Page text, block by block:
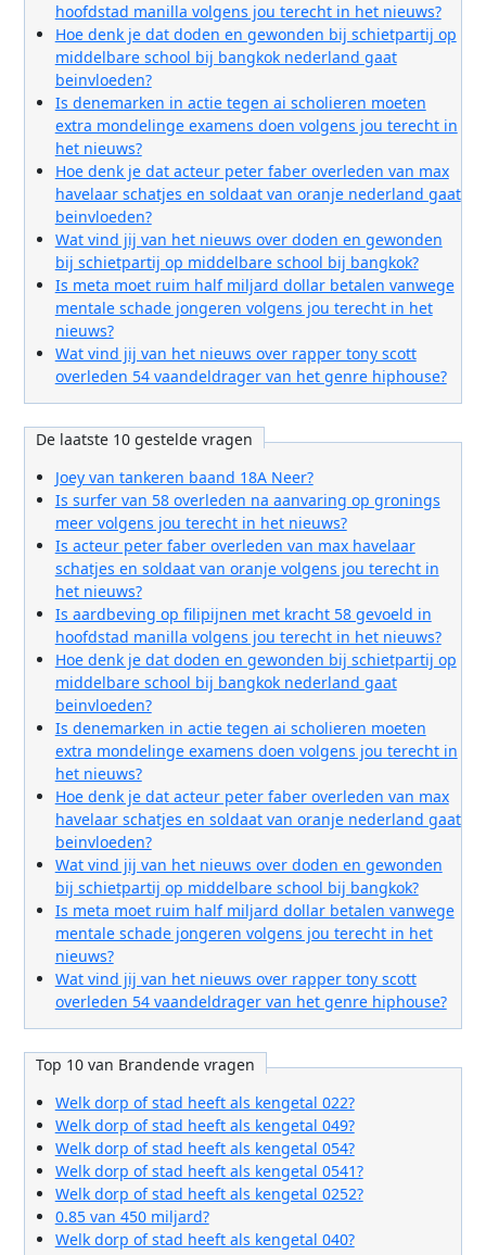
hoofdstad manilla volgens jou terecht in het nieuws?
Hoe denk je dat doden en gewonden bij schietpartij op
middelbare school bij bangkok nederland gaat
beinvloeden?
Is denemarken in actie tegen ai scholieren moeten
extra mondelinge examens doen volgens jou terecht in
het nieuws?
Hoe denk je dat acteur peter faber overleden van max
havelaar schatjes en soldaat van oranje nederland gaat
beinvloeden?
Wat vind jij van het nieuws over doden en gewonden
bij schietpartij op middelbare school bij bangkok?
Is meta moet ruim half miljard dollar betalen vanwege
mentale schade jongeren volgens jou terecht in het
nieuws?
Wat vind jij van het nieuws over rapper tony scott
overleden 54 vaandeldrager van het genre hiphouse?
De laatste 10 gestelde vragen
Joey van tankeren baand 18A Neer?
Is surfer van 58 overleden na aanvaring op gronings
meer volgens jou terecht in het nieuws?
Is acteur peter faber overleden van max havelaar
schatjes en soldaat van oranje volgens jou terecht in
het nieuws?
Is aardbeving op filipijnen met kracht 58 gevoeld in
hoofdstad manilla volgens jou terecht in het nieuws?
Hoe denk je dat doden en gewonden bij schietpartij op
middelbare school bij bangkok nederland gaat
beinvloeden?
Is denemarken in actie tegen ai scholieren moeten
extra mondelinge examens doen volgens jou terecht in
het nieuws?
Hoe denk je dat acteur peter faber overleden van max
havelaar schatjes en soldaat van oranje nederland gaat
beinvloeden?
Wat vind jij van het nieuws over doden en gewonden
bij schietpartij op middelbare school bij bangkok?
Is meta moet ruim half miljard dollar betalen vanwege
mentale schade jongeren volgens jou terecht in het
nieuws?
Wat vind jij van het nieuws over rapper tony scott
overleden 54 vaandeldrager van het genre hiphouse?
Top 10 van Brandende vragen
Welk dorp of stad heeft als kengetal 022?
Welk dorp of stad heeft als kengetal 049?
Welk dorp of stad heeft als kengetal 054?
Welk dorp of stad heeft als kengetal 0541?
Welk dorp of stad heeft als kengetal 0252?
0.85 van 450 miljard?
Welk dorp of stad heeft als kengetal 040?